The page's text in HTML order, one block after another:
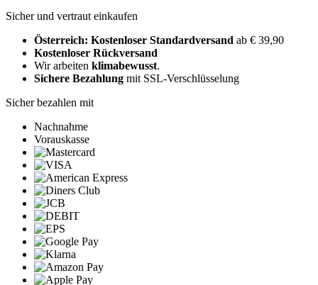
Sicher und vertraut einkaufen
Österreich: Kostenloser Standardversand ab € 39,90
Kostenloser Rückversand
Wir arbeiten klimabewusst.
Sichere Bezahlung mit SSL-Verschlüsselung
Sicher bezahlen mit
Nachnahme
Vorauskasse